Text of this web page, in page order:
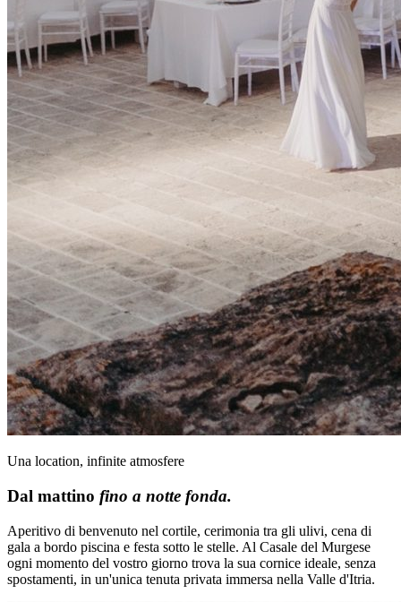
Una location, infinite atmosfere
Dal mattino fino a notte fonda.
Aperitivo di benvenuto nel cortile, cerimonia tra gli ulivi, cena di
gala a bordo piscina e festa sotto le stelle. Al Casale del Murgese
ogni momento del vostro giorno trova la sua cornice ideale, senza
spostamenti, in un'unica tenuta privata immersa nella Valle d'Itria.